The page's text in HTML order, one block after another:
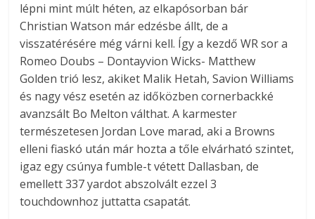
lépni mint múlt héten, az elkapósorban bár
Christian Watson már edzésbe állt, de a
visszatérésére még várni kell. Így a kezdő WR sor a
Romeo Doubs – Dontayvion Wicks- Matthew
Golden trió lesz, akiket Malik Hetah, Savion Williams
és nagy vész esetén az időközben cornerbackké
avanzsált Bo Melton válthat. A karmester
természetesen Jordan Love marad, aki a Browns
elleni fiaskó után már hozta a tőle elvárható szintet,
igaz egy csúnya fumble-t vétett Dallasban, de
emellett 337 yardot abszolvált ezzel 3
touchdownhoz juttatta csapatát.